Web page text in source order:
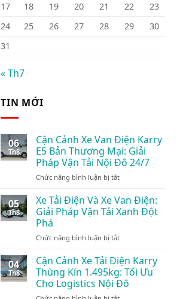
17
18 19 20 21 22
23
24
25 26 27 28 29
30
31
« Th7
TIN MỚI
06
Th8
Cận Cảnh Xe Van Điện Karry
E5 Bản Thương Mại: Giải
Pháp Vận Tải Nội Đô 24/7
Chức năng bình luận bị tắtở
Cảnh
Xe
Van
Karry
Bản
Thương
Mại:
Giải
05
Th8
Xe Tải Điện Và Xe Van Điện:
Giải Pháp Vận Tải Xanh Đột
Phá
Chức năng bình luận bị tắtở
Tải
Điện
Và
Xe
04
Th8
Cận Cảnh Xe Tải Điện Karry
Thùng Kín 1.495kg: Tối Ưu
Cho Logistics Nội Đô